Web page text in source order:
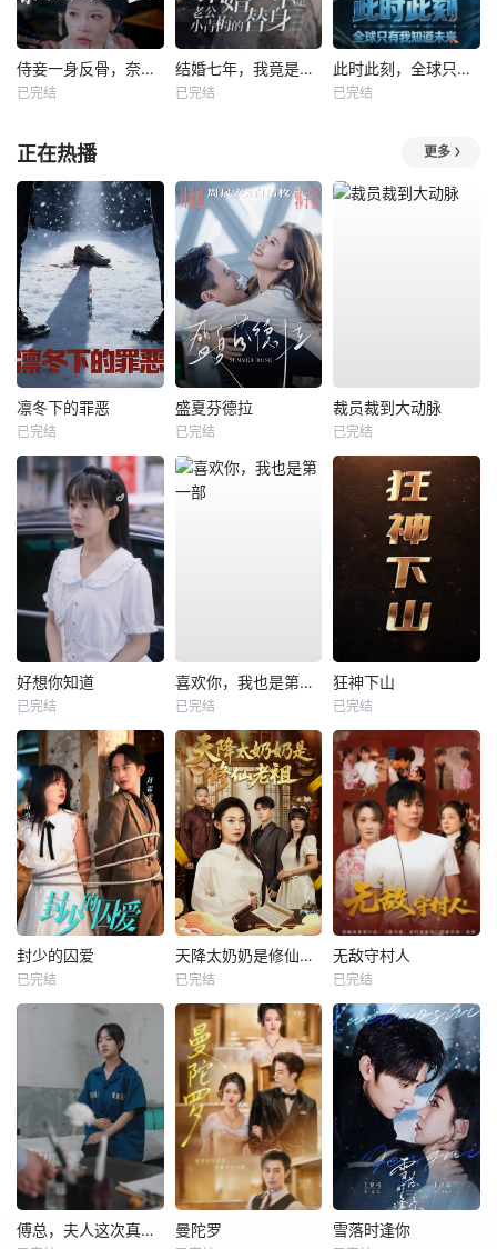
侍妾一身反骨，奈何侯爷只宠长公主
已完结
结婚七年，我竟是老公小青梅的替身
已完结
此时此刻，全球只有我知道未来
已完结
正在热播 更多
凛冬下的罪恶
已完结
盛夏芬德拉
已完结
裁员裁到大动脉
已完结
好想你知道
已完结
喜欢你，我也是第一部
已完结
狂神下山
已完结
封少的囚爱
已完结
天降太奶奶是修仙老祖
已完结
无敌守村人
已完结
傅总，夫人这次真的死了 曼陀罗 雪落时逢你